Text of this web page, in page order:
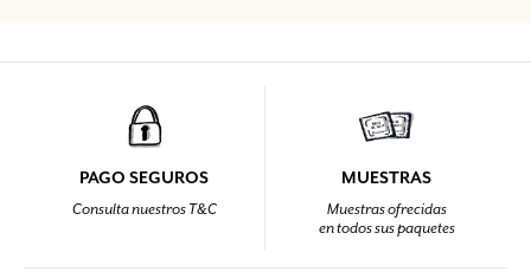
PAGO SEGUROS
Consulta nuestros T&C
MUESTRAS
Muestras ofrecidas
en todos sus paquetes